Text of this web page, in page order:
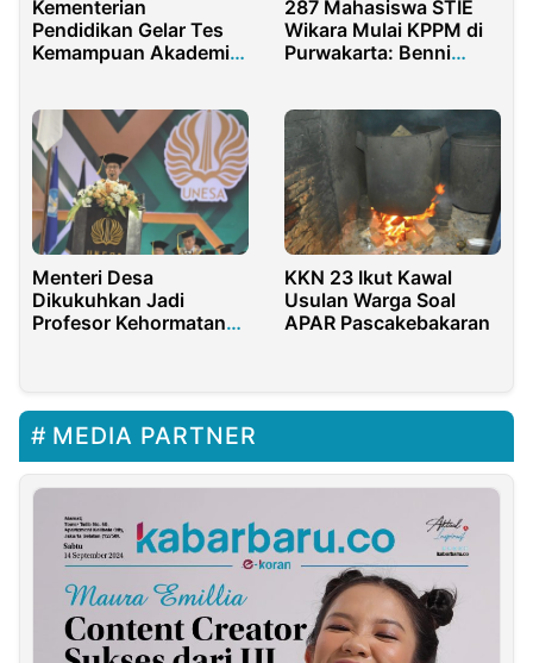
Kementerian
Pendidikan Gelar Tes
Kemampuan Akademik
287 Mahasiswa STIE
Wikara Mulai KPPM di
Purwakarta: Benni
Muda
Menteri Desa
Dikukuhkan Jadi
Profesor Kehormatan
KKN 23 Ikut Kawal
Usulan Warga Soal
APAR Pascakebakaran
MEDIA PARTNER